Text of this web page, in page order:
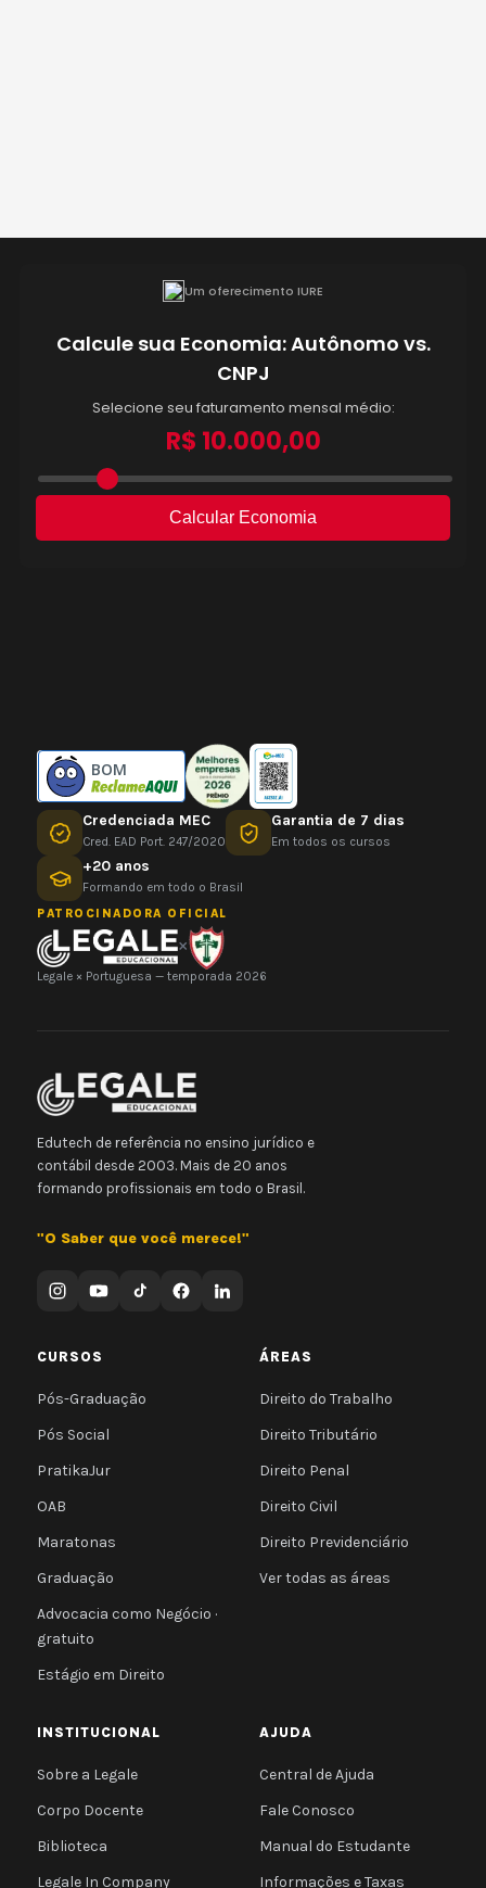
BOM
Credenciada MEC
Cred. EAD Port. 247/2020
Garantia de 7 dias
Em todos os cursos
+20 anos
Formando em todo o Brasil
PATROCINADORA OFICIAL
×
Legale × Portuguesa — temporada 2026
Edutech de referência no ensino jurídico e
contábil desde 2003. Mais de 20 anos
formando profissionais em todo o Brasil.
"O Saber que você merece!"
CURSOS
Pós-Graduação
Pós Social
PratikaJur
OAB
Maratonas
Graduação
Advocacia como Negócio ·
gratuito
Estágio em Direito
ÁREAS
Direito do Trabalho
Direito Tributário
Direito Penal
Direito Civil
Direito Previdenciário
Ver todas as áreas
INSTITUCIONAL
Sobre a Legale
Corpo Docente
Biblioteca
Legale In Company
AJUDA
Central de Ajuda
Fale Conosco
Manual do Estudante
Informações e Taxas